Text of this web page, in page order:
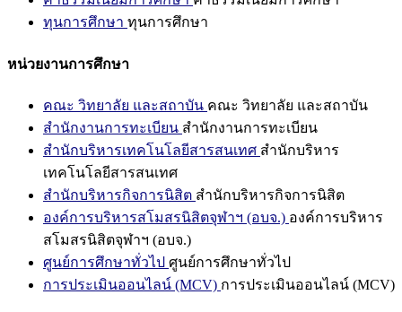
ทุนการศึกษา ทุนการศึกษา
หน่วยงานการศึกษา
คณะ วิทยาลัย และสถาบัน คณะ วิทยาลัย และสถาบัน
สำนักงานการทะเบียน สำนักงานการทะเบียน
สำนักบริหารเทคโนโลยีสารสนเทศ สำนักบริหาร
เทคโนโลยีสารสนเทศ
สำนักบริหารกิจการนิสิต สำนักบริหารกิจการนิสิต
องค์การบริหารสโมสรนิสิตจุฬาฯ (อบจ.) องค์การบริหาร
สโมสรนิสิตจุฬาฯ (อบจ.)
ศูนย์การศึกษาทั่วไป ศูนย์การศึกษาทั่วไป
การประเมินออนไลน์ (MCV) การประเมินออนไลน์ (MCV)